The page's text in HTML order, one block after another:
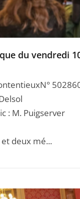
du vendredi
: M. Puigserver
deux mé...